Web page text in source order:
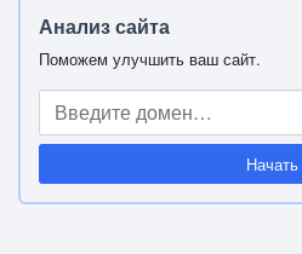
Анализ сайта
Поможем улучшить ваш сайт.
Начать